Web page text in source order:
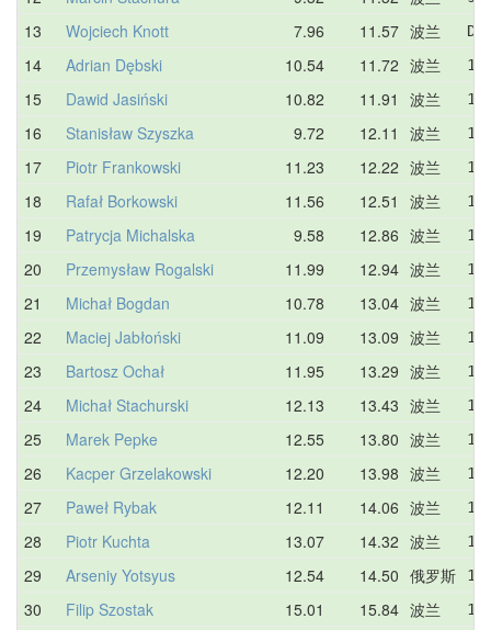
13 Wojciech Knott 7.96 11.57 波兰
14 Adrian Dębski 10.54 11.72 波兰
15 Dawid Jasiński 10.82 11.91 波兰
16 Stanisław Szyszka 9.72 12.11 波兰
17 Piotr Frankowski 11.23 12.22 波兰
18 Rafał Borkowski 11.56 12.51 波兰
19 Patrycja Michalska 9.58 12.86 波兰
20 Przemysław Rogalski 11.99 12.94 波兰
21 Michał Bogdan 10.78 13.04 波兰
22 Maciej Jabłoński 11.09 13.09 波兰
23 Bartosz Ochał 11.95 13.29 波兰
24 Michał Stachurski 12.13 13.43 波兰
25 Marek Pepke 12.55 13.80 波兰
26 Kacper Grzelakowski 12.20 13.98 波兰
27 Paweł Rybak 12.11 14.06 波兰
28 Piotr Kuchta 13.07 14.32 波兰
29 Arseniy Yotsyus 12.54 14.50 俄罗斯
30 Filip Szostak 15.01 15.84 波兰